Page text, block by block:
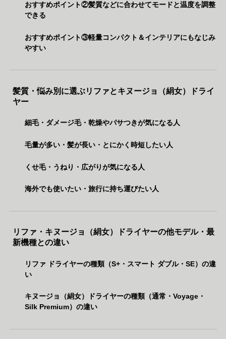
おすすめポイント②髪質などに合わせてモードと温度を調整
できる
おすすめポイント③軽量コンパクト＆インテリアにもなじみ
やすい
髪質・悩み別に選ぶリファとキヌージョ（絹女）ドライ
ヤー
細毛・ダメージ毛・乾燥やパサつきが気になる人
毛量が多い・髪が長い・とにかく時短したい人
くせ毛・うねり・広がりが気になる人
海外でも使いたい・旅行に持ち運びたい人
リファ・キヌージョ（絹女）ドライヤーの他モデル・最
新機種との違い
リファ ドライヤーの種類（S+・スマート ダブル・SE）の違
い
キヌージョ（絹女）ドライヤーの種類（通常・Voyage・
Silk Premium）の違い